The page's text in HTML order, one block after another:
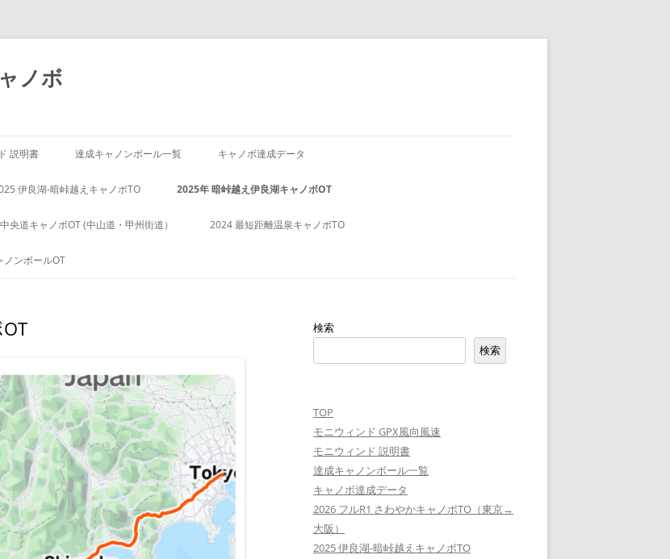
ノボ
説明書 達成キャノンボール一覧 キャノボ達成データ
伊良湖-暗峠越えキャノボTO 2025年 暗峠越え伊良湖キャノボOT
央道キャノボOT (中山道・甲州街道） 2024 最短距離温泉キャノボTO
ンボールOT
検索
検索
TOP
モニウィンド GPX風向風速
モニウィンド 説明書
達成キャノンボール一覧
キャノボ達成データ
2026 フルR1 さわやかキャノボTO（東京→
大阪）
2025 伊良湖-暗峠越えキャノボTO